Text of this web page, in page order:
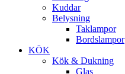
Kuddar
Belysning
Taklampor
Bordslampor
KÖK
Kök & Dukning
Glas